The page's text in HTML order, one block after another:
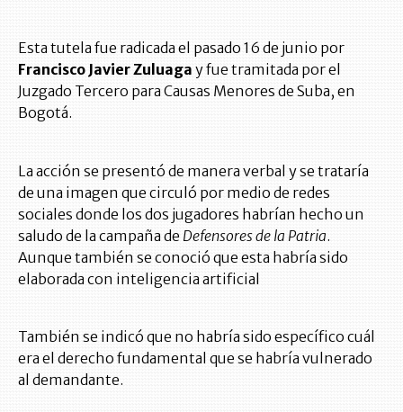
Esta tutela fue radicada el pasado 16 de junio por
Francisco Javier Zuluaga y fue tramitada por el
Juzgado Tercero para Causas Menores de Suba, en
Bogotá.
La acción se presentó de manera verbal y se trataría
de una imagen que circuló por medio de redes
sociales donde los dos jugadores habrían hecho un
saludo de la campaña de Defensores de la Patria.
Aunque también se conoció que esta habría sido
elaborada con inteligencia artificial
También se indicó que no habría sido específico cuál
era el derecho fundamental que se habría vulnerado
al demandante.